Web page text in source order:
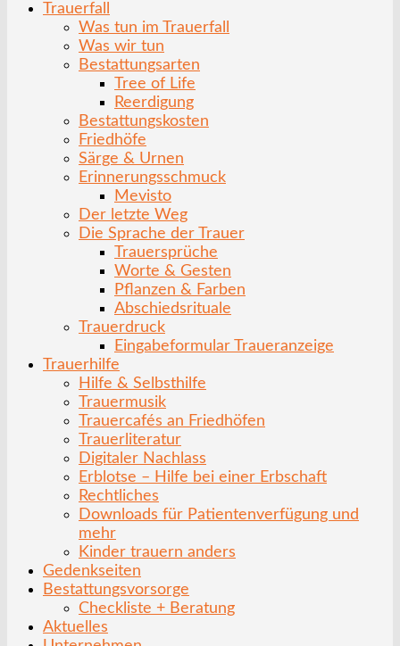
Trauerfall
Was tun im Trauerfall
Was wir tun
Bestattungsarten
Tree of Life
Reerdigung
Bestattungskosten
Friedhöfe
Särge & Urnen
Erinnerungsschmuck
Mevisto
Der letzte Weg
Die Sprache der Trauer
Trauersprüche
Worte & Gesten
Pflanzen & Farben
Abschiedsrituale
Trauerdruck
Eingabeformular Traueranzeige
Trauerhilfe
Hilfe & Selbsthilfe
Trauermusik
Trauercafés an Friedhöfen
Trauerliteratur
Digitaler Nachlass
Erblotse – Hilfe bei einer Erbschaft
Rechtliches
Downloads für Patientenverfügung und
mehr
Kinder trauern anders
Gedenkseiten
Bestattungsvorsorge
Checkliste + Beratung
Aktuelles